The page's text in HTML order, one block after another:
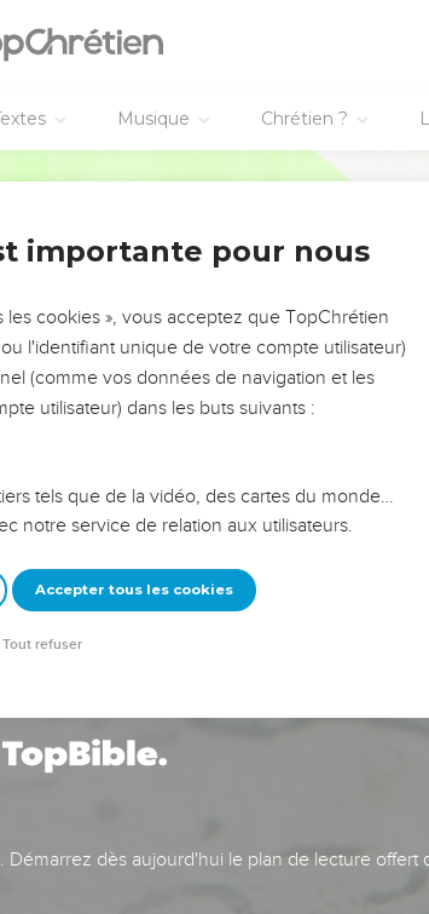
Musique Chrétien ?
!
vision. Mais on voit
que ce sont
les erreurs
que leurs erreurs
ou une famille,
dès aujourd'hui le plan de lecture offert
importante pour nous
cookies », vous acceptez que TopChrétien
l'identifiant unique de votre compte utilisateur)
(comme vos données de navigation et les
utilisateur) dans les buts suivants :
tels que de la vidéo, des cartes du monde…
notre service de relation aux utilisateurs.
Accepter tous les cookies
Tout refuser